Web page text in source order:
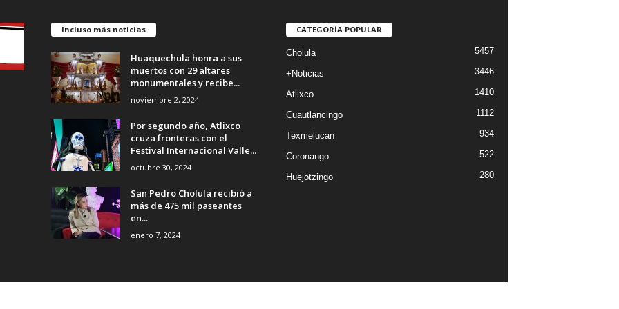
Incluso más noticias
Huaquechula honra a sus
muertos con 29 altares
monumentales y recibe...
noviembre 2, 2024
Por segundo año, Atlixco
cruza fronteras con el
Festival Internacional Valle...
octubre 30, 2024
San Pedro Cholula recibió a
más de 475 mil paseantes
en...
enero 7, 2024
CATEGORÍA POPULAR
Cholula 5457
+Noticias 3446
Atlixco 1410
Cuautlancingo 1112
Texmelucan 934
Coronango 522
Huejotzingo 280